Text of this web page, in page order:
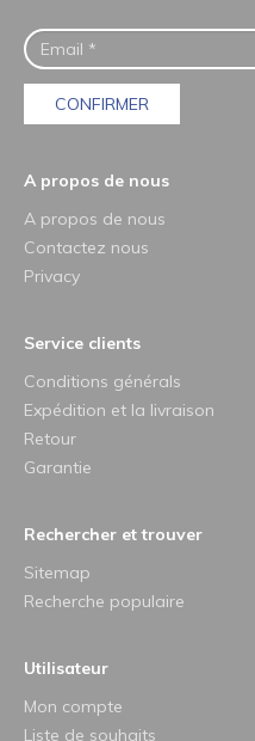
CONFIRMER
A propos de nous
A propos de nous
Contactez nous
Privacy
Service clients
Conditions générals
Expédition et la livraison
Retour
Garantie
Rechercher et trouver
Sitemap
Recherche populaire
Utilisateur
Mon compte
Liste de souhaits